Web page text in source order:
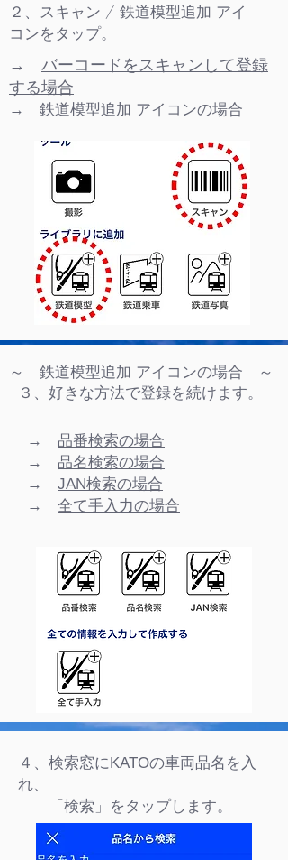
２、スキャン / 鉄道模型追加 アイ
コンをタップ。
→ バーコードをスキャンして登録
する場合
→ 鉄道模型追加 アイコンの場合
３、好きな方法で登録を続けます。
～ 鉄道模型追加 アイコンの場合 ～
→ 品番検索の場合
→ 品名検索の場合
→
JAN検索の場合
→ 全て手入力の場合
４、検索窓にKATOの車両品名を入
れ、
「検索」をタップします。